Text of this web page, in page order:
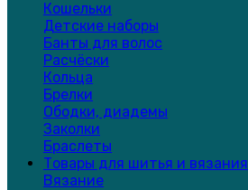
Кошельки
Детские наборы
Банты для волос
Расчёски
Кольца
Брелки
Ободки, диадемы
Заколки
Браслеты
Товары для шитья и вязания
Вязание